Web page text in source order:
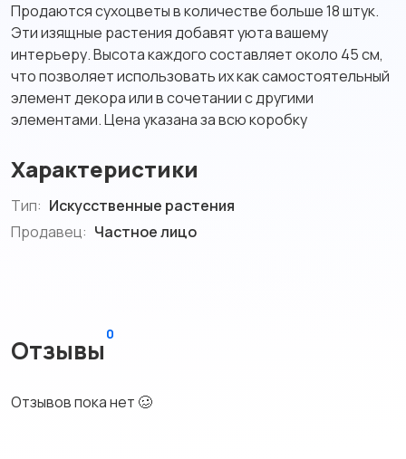
Продаются сухоцветы в количестве больше 18 штук.
Эти изящные растения добавят уюта вашему
интерьеру. Высота каждого составляет около 45 см,
что позволяет использовать их как самостоятельный
элемент декора или в сочетании с другими
элементами. Цена указана за всю коробку
Характеристики
Тип: Искусственные растения
Продавец: Частное лицо
Отзывы
0
Отзывов пока нет 🥴